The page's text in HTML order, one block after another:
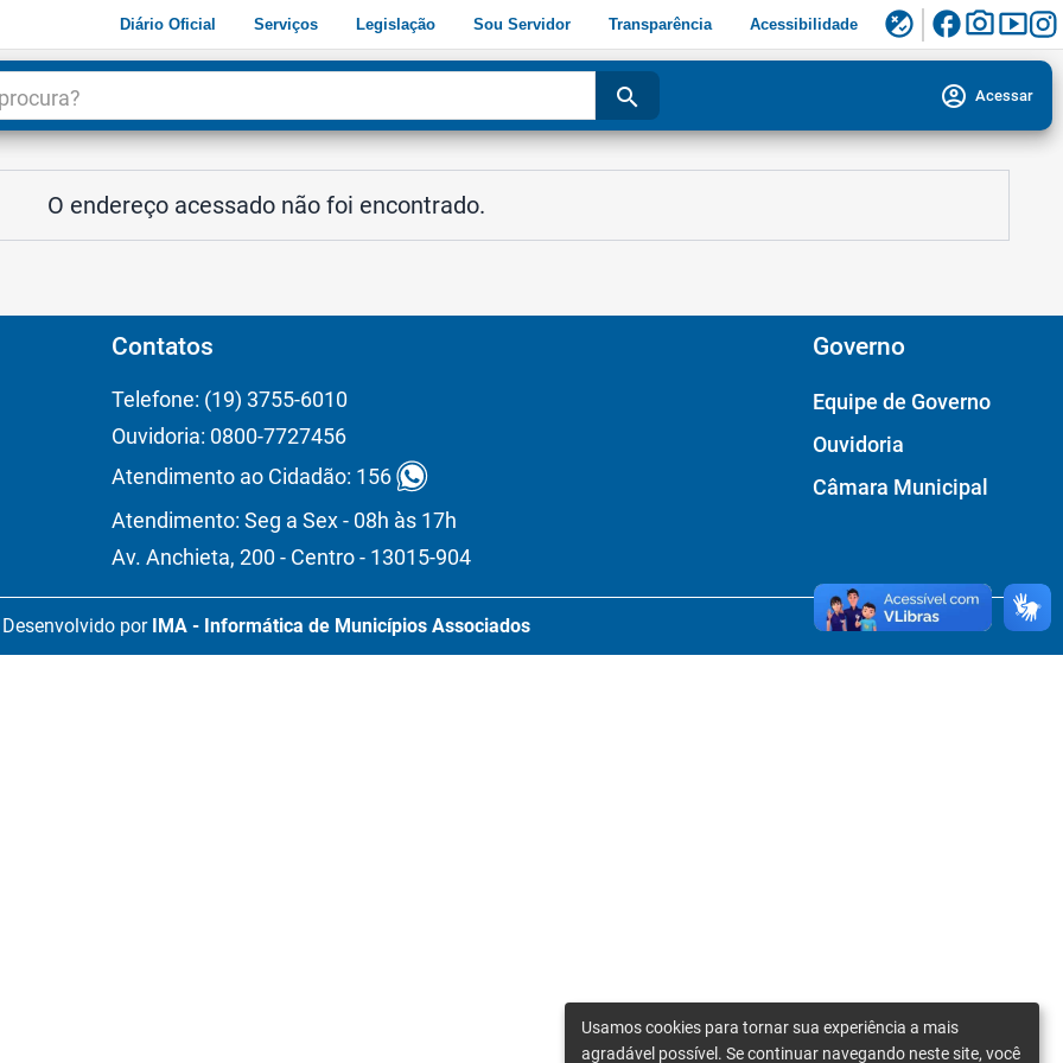
Diário Oficial Serviços Legislação Sou Servidor Transparência Acessibilidade flaky facebookphoto_camerasmart_display
search account_circle Acessar
O endereço acessado não foi encontrado.
Contatos
Telefone: (19) 3755-6010
Ouvidoria: 0800-7727456
Atendimento ao Cidadão: 156
Atendimento: Seg a Sex - 08h às 17h
Av. Anchieta, 200 - Centro - 13015-904
Governo
Equipe de Governo
Ouvidoria
Câmara Municipal
Desenvolvido por IMA - Informática de Municípios Associados
Usamos cookies para tornar sua experiência a mais
agradável possível. Se continuar navegando neste site, você